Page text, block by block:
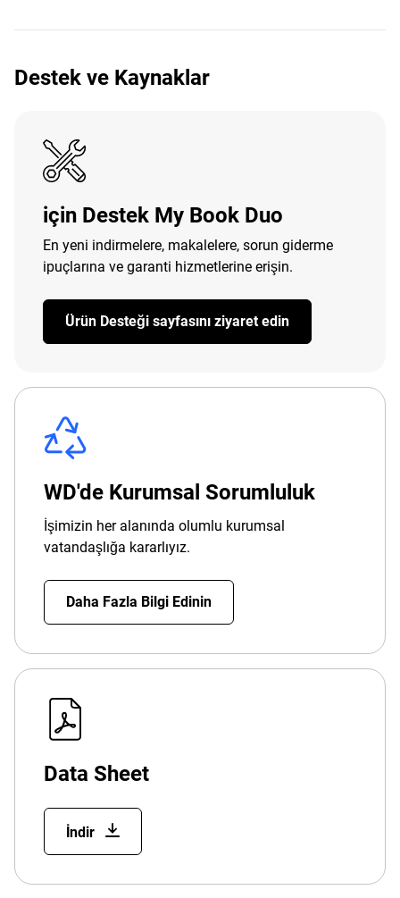
Destek ve Kaynaklar
için Destek My Book Duo
En yeni indirmelere, makalelere, sorun giderme
ipuçlarına ve garanti hizmetlerine erişin.
Ürün Desteği sayfasını ziyaret edin
WD'de Kurumsal Sorumluluk
İşimizin her alanında olumlu kurumsal
vatandaşlığa kararlıyız.
Daha Fazla Bilgi Edinin
Data Sheet
İndir